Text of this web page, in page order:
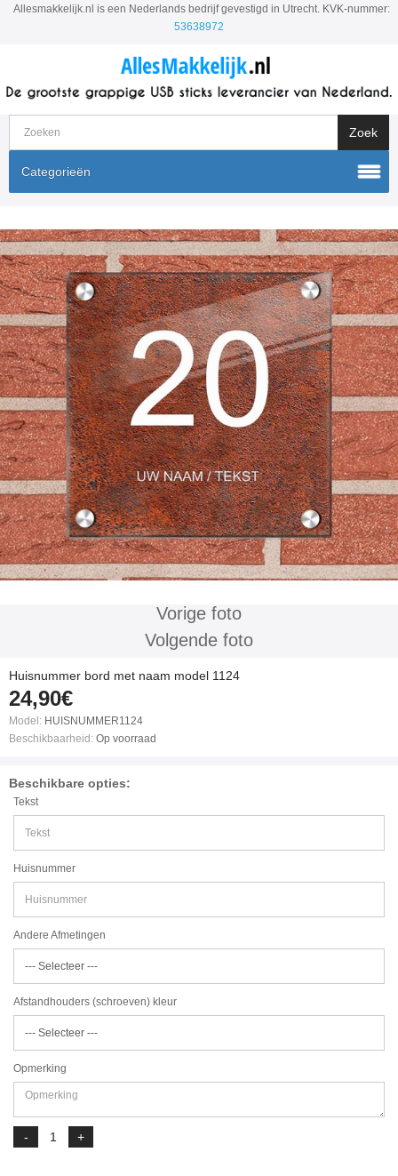
Allesmakkelijk.nl is een Nederlands bedrijf gevestigd in Utrecht. KVK-nummer:
53638972
Categorieën
Vorige foto
Volgende foto
Huisnummer bord met naam model 1124
24,90€
Model: HUISNUMMER1124
Beschikbaarheid: Op voorraad
Beschikbare opties:
Tekst
Huisnummer
Andere Afmetingen
Afstandhouders (schroeven) kleur
Opmerking